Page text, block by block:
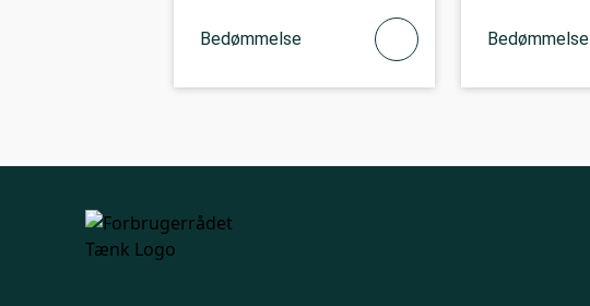
Bedømmelse Bedømmelse